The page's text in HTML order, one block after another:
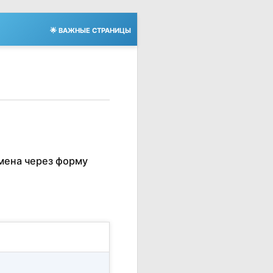
🌟 ВАЖНЫЕ СТРАНИЦЫ
через форму